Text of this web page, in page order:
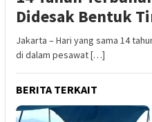
Didesak Bentuk
Jakarta – Hari yang sama 14
di dalam pesawat […]
BERITA TERKAIT